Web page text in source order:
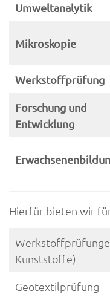
Umweltanalytik
Mikroskopie
Werkstoffprüfung
Forschung und
Entwicklung
Hierfür bieten wir
Kunststoffe)
Geotextilprüfung